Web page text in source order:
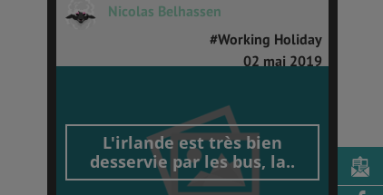
Nicolas Belhassen
#Working Holiday
02 mai 2019
L'irlande est très bien
desservie par les bus, la..